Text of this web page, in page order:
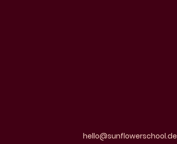
hello@sunflowerschool.de